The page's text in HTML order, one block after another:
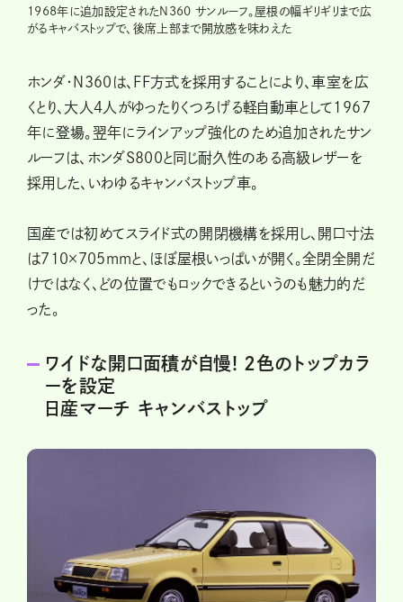
1968年に追加設定されたN360 サンルーフ。屋根の幅ギリギリまで広
がるキャバストップで、後席上部まで開放感を味わえた
ホンダ・N360は、FF方式を採用することにより、車室を広
くとり、大人4人がゆったりくつろげる軽自動車として1967
年に登場。翌年にラインアップ強化のため追加されたサン
ルーフは、ホンダS800と同じ耐久性のある高級レザーを
採用した、いわゆるキャンバストップ車。
国産では初めてスライド式の開閉機構を採用し、開口寸法
は710×705mmと、ほぼ屋根いっぱいが開く。全閉全開だ
けではなく、どの位置でもロックできるというのも魅力的だ
った。
ワイドな開口面積が自慢! 2色のトップカラ
ーを設定
日産マーチ キャンバストップ